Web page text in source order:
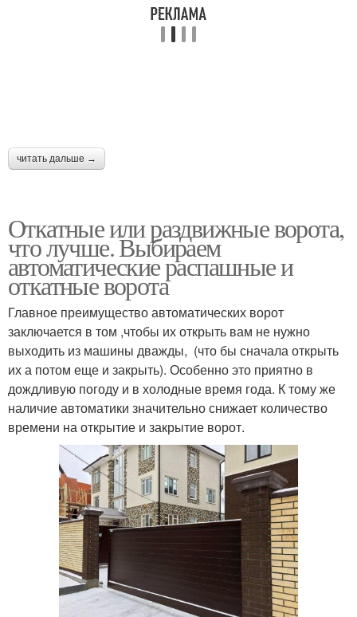
читать дальше →
Откатные или раздвижные ворота,
что лучше. Выбираем
автоматические распашные и
откатные ворота
Главное преимущество автоматических ворот
заключается в том ,чтобы их открыть вам не нужно
выходить из машины дважды, (что бы сначала открыть
их а потом еще и закрыть). Особенно это приятно в
дождливую погоду и в холодные время года. К тому же
наличие автоматики значительно снижает количество
времени на открытие и закрытие ворот.